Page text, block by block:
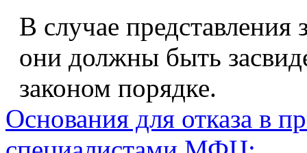
В случае представления
они должны быть
законом порядке.
Основания для отказа в